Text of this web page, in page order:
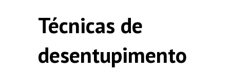
Técnicas de
desentupimento